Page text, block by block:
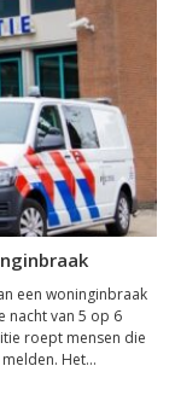
een woninginbraak
nacht van 5 op 6
roept mensen die
Het...